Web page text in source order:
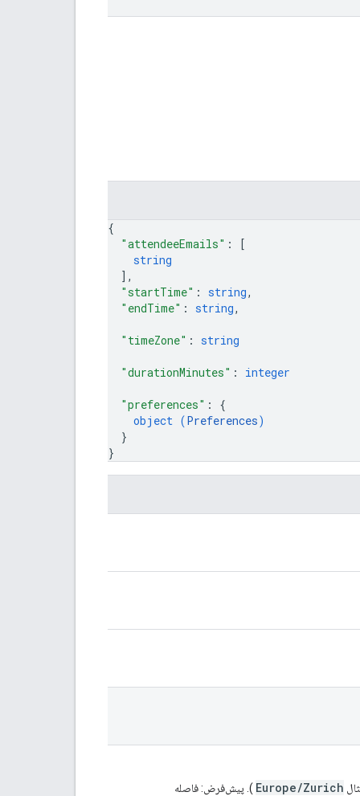
{
"attendeeEmails" :
[
string
] ,
"startTime" : string,
"endTime" : string,
"timeZone" : string
"durationMinutes" : integer
"preferences" : {
object (Preferences)
}
}
Europe/Zurich ). پیش‌فرض: فاصله